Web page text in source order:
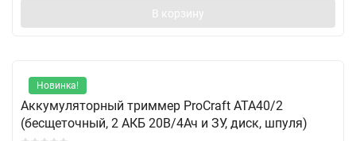
В корзину
Новинка!
Аккумуляторный триммер ProCraft ATA40/2
(бесщеточный, 2 АКБ 20В/4Ач и ЗУ, диск, шпуля)